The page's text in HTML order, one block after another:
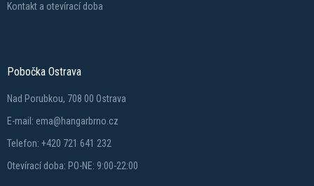
Kontakt a otevírací doba
Pobočka Ostrava
Nad Porubkou, 708 00 Ostrava
E-mail: ema@hangarbrno.cz
Telefon: +420 721 641 232
Otevírací doba: PO-NE: 9:00-22:00